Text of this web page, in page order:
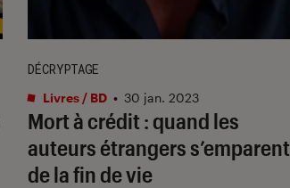
Mort à crédit : quand les
auteurs étrangers s’emparent
de la fin de vie
DÉCRYPTAGE
Livres / BD • 30 jan. 2023